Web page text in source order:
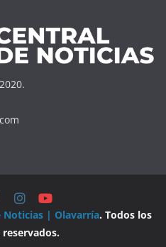
Noticias | Olavarría. Todos los